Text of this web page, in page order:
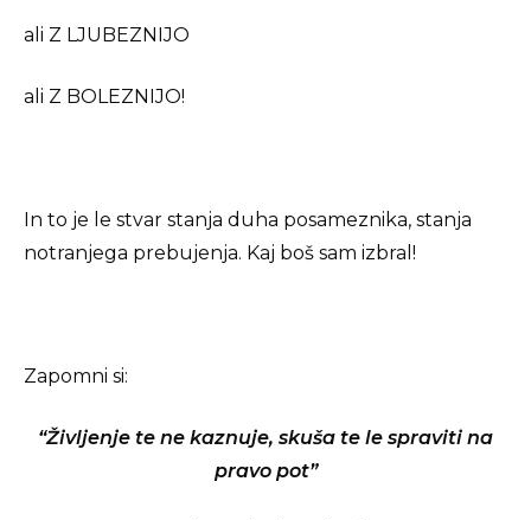
ali Z LJUBEZNIJO
ali Z BOLEZNIJO!
In to je le stvar stanja duha posameznika, stanja
notranjega prebujenja. Kaj boš sam izbral!
Zapomni si:
“Življenje te ne kaznuje, skuša te le spraviti na
pravo pot”